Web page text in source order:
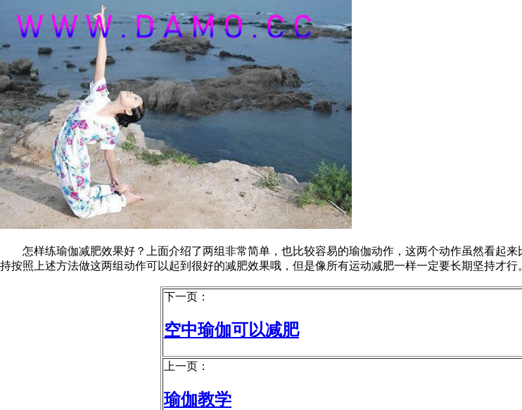
怎样练瑜伽减肥效果好？上面介绍了两组非常简单，也比较容易的瑜伽动作，这两个动作虽然看起
持按照上述方法做这两组动作可以起到很好的减肥效果哦，但是像所有运动减肥一样一定要长期坚持才
下一页：
空中瑜伽可以减肥
上一页：
瑜伽教学